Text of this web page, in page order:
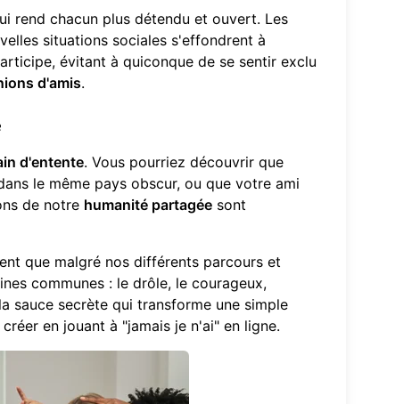
rend chacun plus détendu et ouvert. Les
situations sociales s'effondrent à
évitant à quiconque de se sentir exclu
d'amis.
d'entente. Vous pourriez découvrir que
le même pays obscur, ou que votre ami
de notre humanité partagée sont
que malgré nos différents parcours et
communes : le drôle, le courageux,
sauce secrète qui transforme une simple
en jouant à "jamais je n'ai" en ligne.